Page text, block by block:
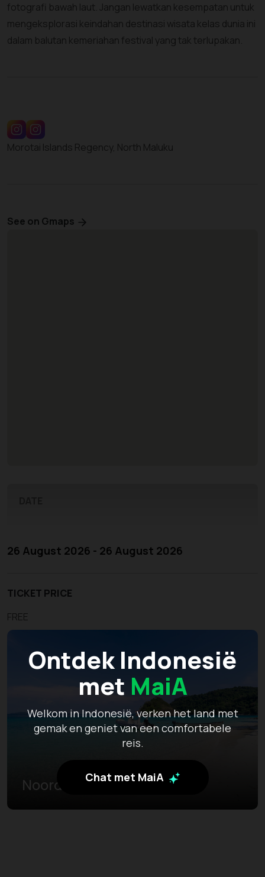
Ontdek Indonesië
met MaiA
Welkom in Indonesië, verken het land met
gemak en geniet van een comfortabele
reis.
Chat met MaiA
fotografi bawah laut. Jangan lewatkan kesempatan untuk
mengeksplorasi keindahan destinasi wisata kelas dunia ini
dalam balutan kemeriahan festival yang tak terlupakan.
Morotai Islands Regency, North Maluku
See on Gmaps
26 August 2026 - 26 August 2026
TICKET PRICE
FREE
Noord-Molukken